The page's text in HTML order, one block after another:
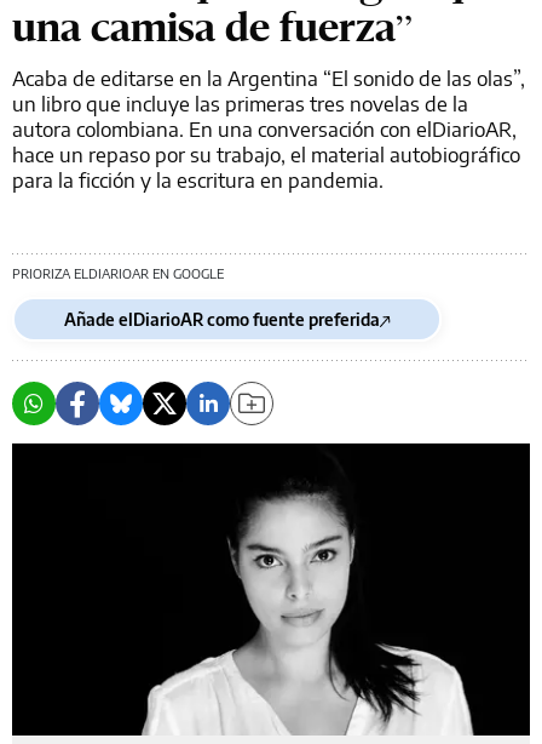
una camisa de fuerza”
Acaba de editarse en la Argentina “El sonido de las olas”,
un libro que incluye las primeras tres novelas de la
autora colombiana. En una conversación con elDiarioAR,
hace un repaso por su trabajo, el material autobiográfico
para la ficción y la escritura en pandemia.
PRIORIZA ELDIARIOAR EN GOOGLE
Añade elDiarioAR como fuente preferida